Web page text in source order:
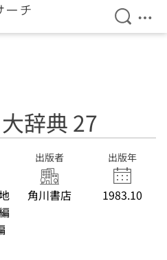
検索を
メ
辞典 27
出版者
角川書店
出版年
1983.10